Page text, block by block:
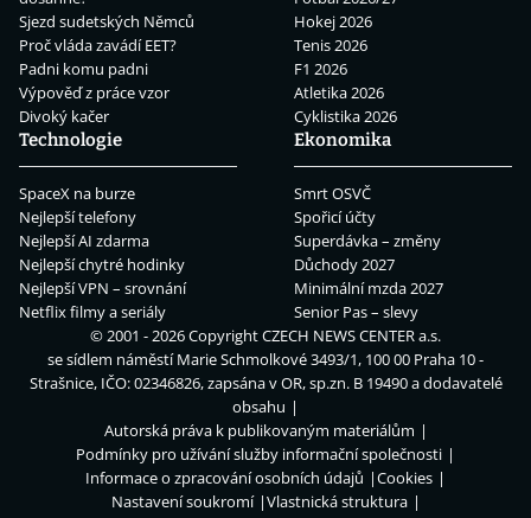
Sjezd sudetských Němců
Proč vláda zavádí EET?
Padni komu padni
Výpověď z práce vzor
Divoký kačer
Hokej 2026
Tenis 2026
F1 2026
Atletika 2026
Cyklistika 2026
Technologie
SpaceX na burze
Nejlepší telefony
Nejlepší AI zdarma
Nejlepší chytré hodinky
Nejlepší VPN – srovnání
Netflix filmy a seriály
Ekonomika
Smrt OSVČ
Spořicí účty
Superdávka – změny
Důchody 2027
Minimální mzda 2027
Senior Pas – slevy
© 2001 - 2026 CopyrightCZECH NEWS CENTER a.s.
se sídlem náměstí Marie Schmolkové 3493/1, 100 00 Praha 10 -
Strašnice, IČO: 02346826, zapsána v OR, sp.zn. B 19490 a dodavatelé
obsahu
Autorská práva k publikovaným materiálům
Podmínky pro užívání služby informační společnosti
Informace o zpracování osobních údajů
Cookies
Nastavení soukromí
Vlastnická struktura